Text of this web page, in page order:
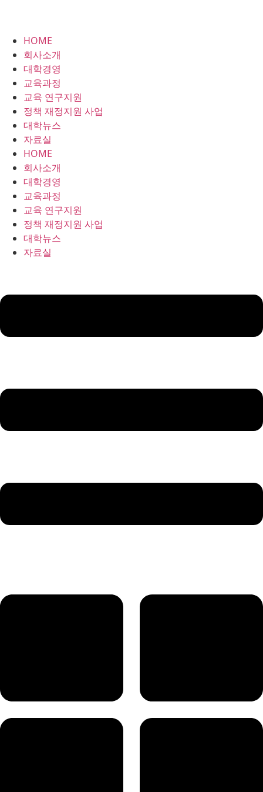
HOME
회사소개
대학경영
교육과정
교육 연구지원
정책 재정지원 사업
대학뉴스
자료실
HOME
회사소개
대학경영
교육과정
교육 연구지원
정책 재정지원 사업
대학뉴스
자료실